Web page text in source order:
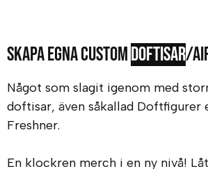
Skapa egna customdoftisar/
Något som slagit igenom med
doftisar, även såkallad Doftfigurer
Freshner.
En klockren merch i en ny nivå!